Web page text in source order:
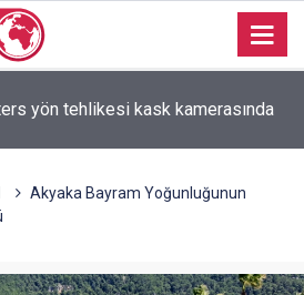
yön tehlikesi kask kamerasında
Akyaka Bayram Yoğunluğunun